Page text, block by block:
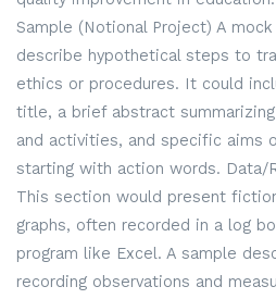
Sample (Notional Project) A
describe hypothetical steps to
ethics or procedures. It could
title, a brief abstract
and activities, and specific aims
starting with action words. Data/
This section would present
graphs, often recorded in a log
program like Excel. A sample
recording observations and